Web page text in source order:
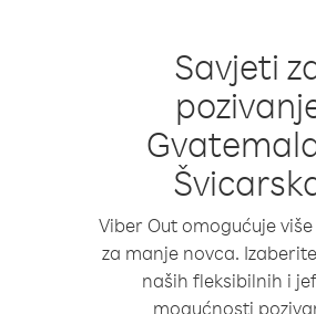
Savjeti
Viber Out omogućuje
za manje novca.
naših fleksibilnih i
mogućnosti